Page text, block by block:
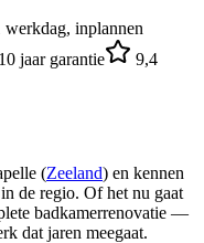
werkdag, inplannen
jaar garantie
9,4
(Zeeland) en kennen
de regio. Of het nu gaat
badkamerrenovatie —
dat jaren meegaat.